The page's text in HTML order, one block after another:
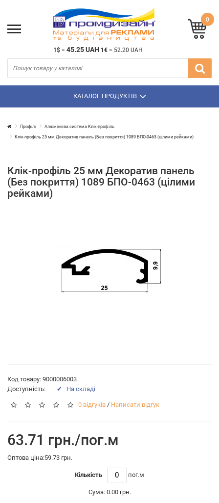
1$ = 45.25 UAH 1€ = 52.20 UAH
0
КАТАЛОГ ПРОДУКТІВ
Профілі Алюмінієва система Клік-профіль
Клік-профіль 25 мм Декоратив панель (Без покриття) 1089 БПО-0463 (цілими рейками)
Клік-профіль 25 мм Декоратив панель
(Без покриття) 1089 БПО-0463 (цілими
рейками)
Код товару: 9000006003
Доступність:
✔ На складі
0 відгуків / Написати відгук
63.71 грн./пог.м
Оптова ціна:59.73 грн.
Кількість пог.м
Сума: 0.00 грн.